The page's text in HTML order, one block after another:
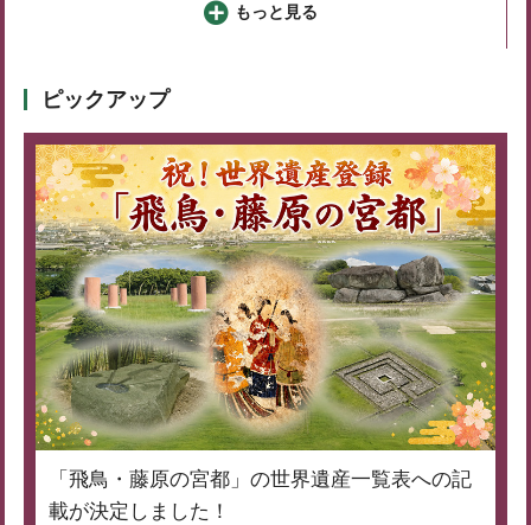
もっと見る
ピックアップ
「飛鳥・藤原の宮都」の世界遺産一覧表への記
載が決定しました！